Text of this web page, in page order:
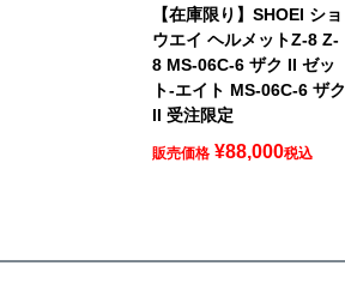
【在庫限り】SHOEI ショ
ウエイ ヘルメットZ-8 Z-
8 MS-06C-6 ザク II ゼッ
ト-エイト MS-06C-6 ザ
II 受注限定
販売価格 ¥88,000税込